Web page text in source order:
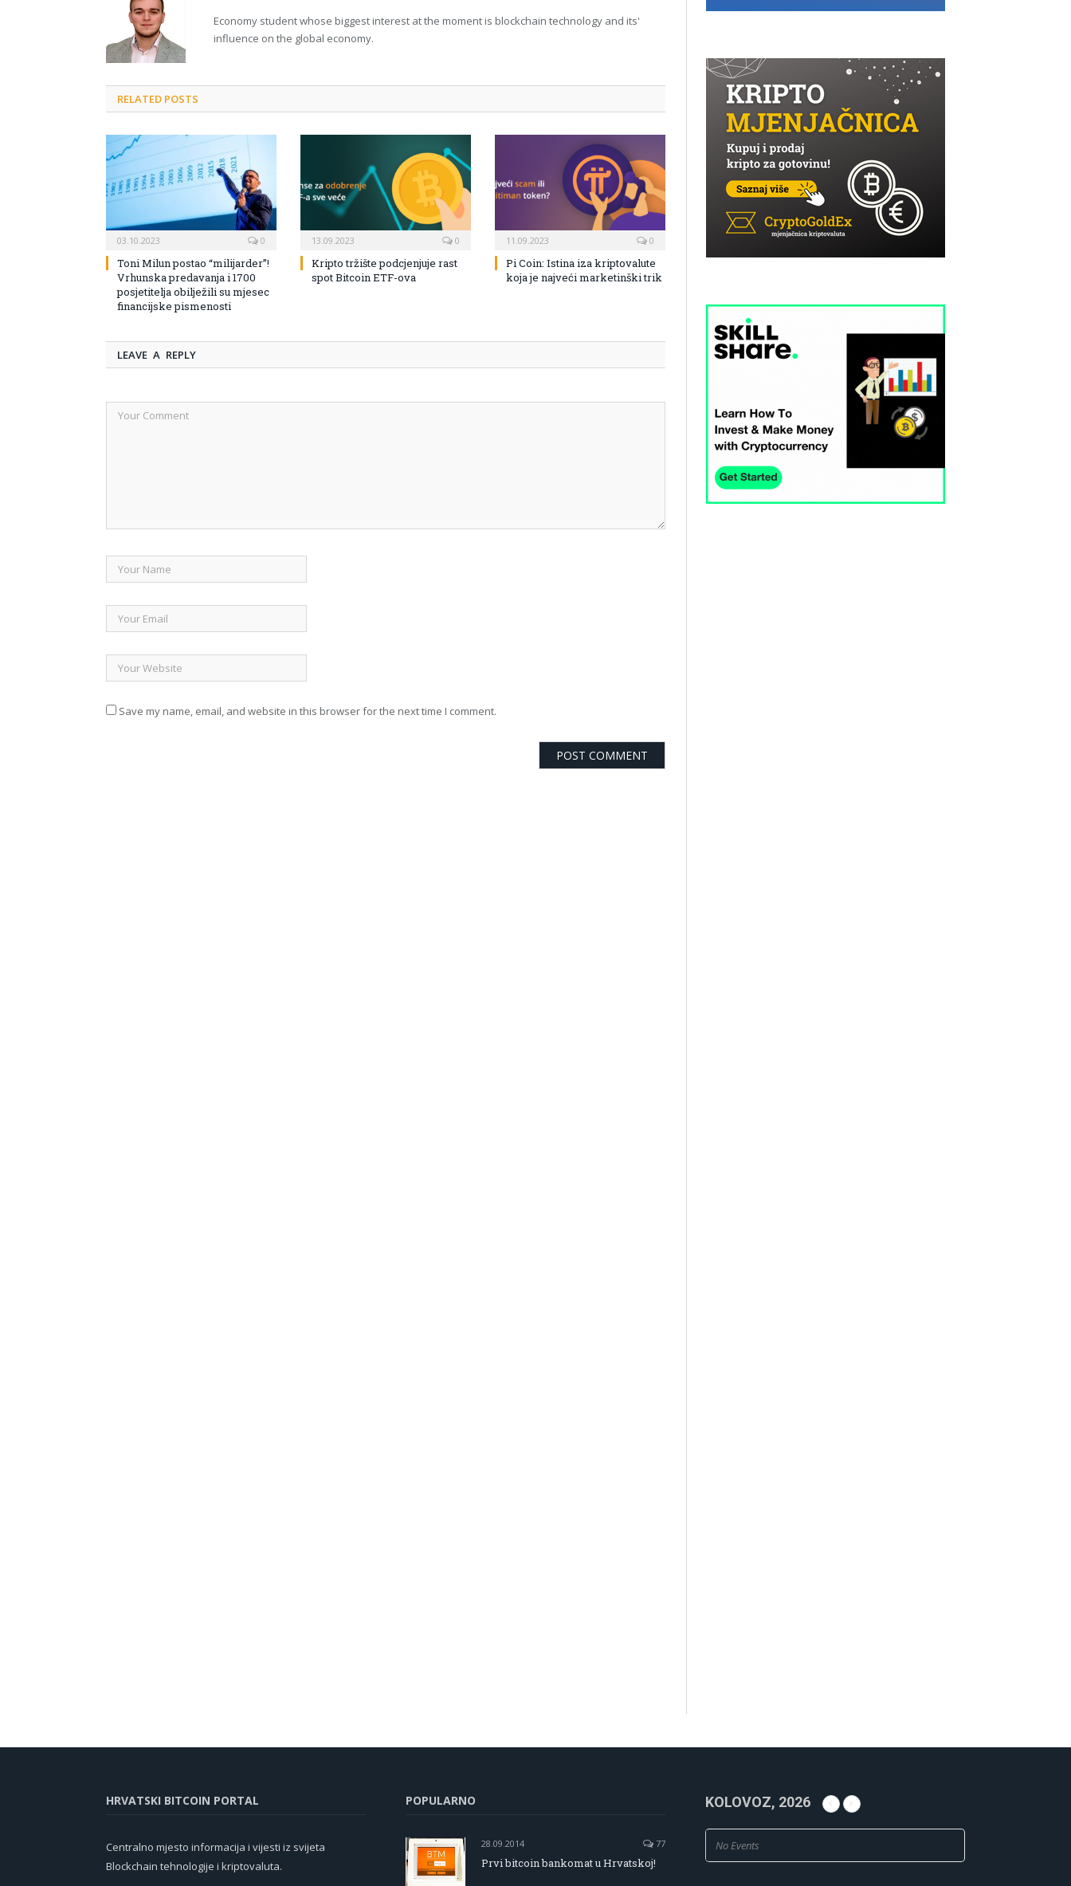
Economy student whose biggest interest at the moment is blockchain technology and its'
influence on the global economy.
RELATED POSTS
03.10.2023 0
Toni Milun postao “milijarder”!
Vrhunska predavanja i 1700
posjetitelja obilježili su mjesec
financijske pismenosti
13.09.2023 0
Kripto tržište podcjenjuje rast
spot Bitcoin ETF-ova
11.09.2023 0
Pi Coin: Istina iza kriptovalute
koja je najveći marketinški trik
LEAVE A REPLY
Save my name, email, and website in this browser for the next time I comment.
HRVATSKI BITCOIN PORTAL
Centralno mjesto informacija i vijesti iz svijeta
Blockchain tehnologije i kriptovaluta.
POPULARNO
28.09.2014 77
Prvi bitcoin bankomat u Hrvatskoj!
KOLOVOZ, 2026
No Events